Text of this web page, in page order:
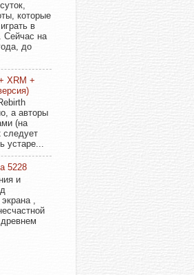
которые
в
Сейчас на
до
XRM +
а авторы
(на
следует
устаре...
5228
и
,